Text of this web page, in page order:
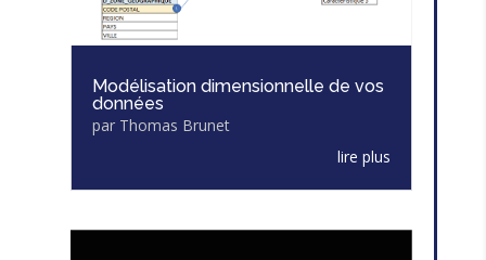
Modélisation dimensionnelle de vos
données
par Thomas Brunet
lire plus